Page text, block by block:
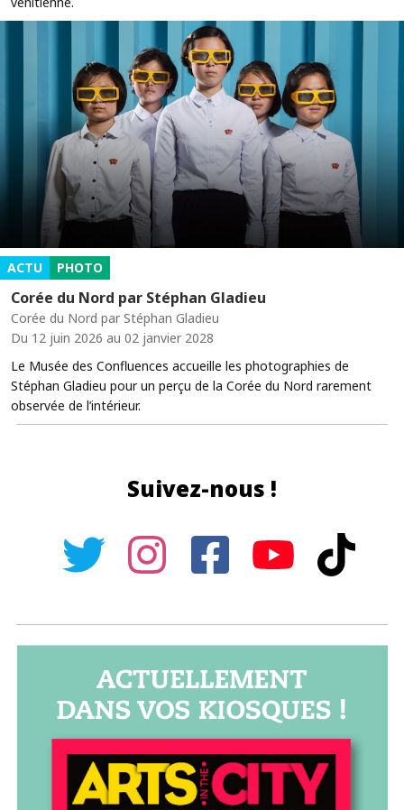
ACTU PHOTO
Corée du Nord par Stéphan Gladieu
Corée du Nord par Stéphan Gladieu
Du 12 juin 2026 au 02 janvier 2028
Le Musée des Confluences accueille les photographies de
Stéphan Gladieu pour un perçu de la Corée du Nord rarement
observée de l’intérieur.
Suivez-nous !